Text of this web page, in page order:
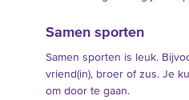
Samen sporten
Samen sporten is leuk.
vriend(in), broer of zus. Je
om door te gaan.